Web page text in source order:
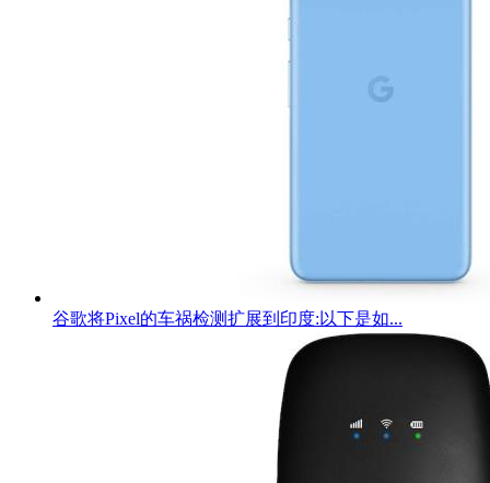
谷歌将Pixel的车祸检测扩展到印度:以下是如...